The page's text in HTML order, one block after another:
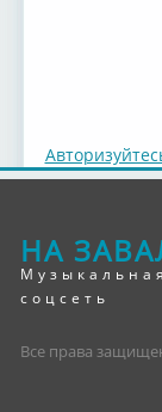
НА
Музыкальная
соцсеть
Все права